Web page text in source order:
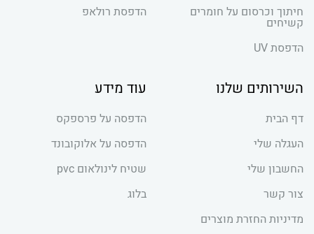
חיתוך וכרסום על חומרים
קשיחים
הדפסת UV
הדפסת רולאפ
השירותים שלנו
דף הבית
העגלה שלי
החשבון שלי
צור קשר
מדיניות החזרת מוצרים
עוד מידע
הדפסה על פרספקס
הדפסה על אלוקובונד
שטיח לינולאום pvc
בלוג